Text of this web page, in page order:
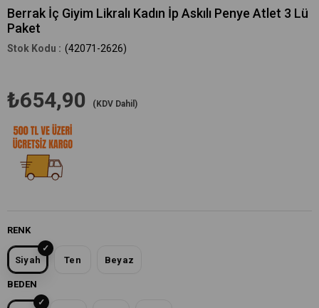
Berrak İç Giyim Likralı Kadın İp Askılı Penye Atlet 3 Lü
Paket
(42071-2626)
₺654,90 (KDV Dahil)
RENK
Siyah Ten Beyaz
BEDEN